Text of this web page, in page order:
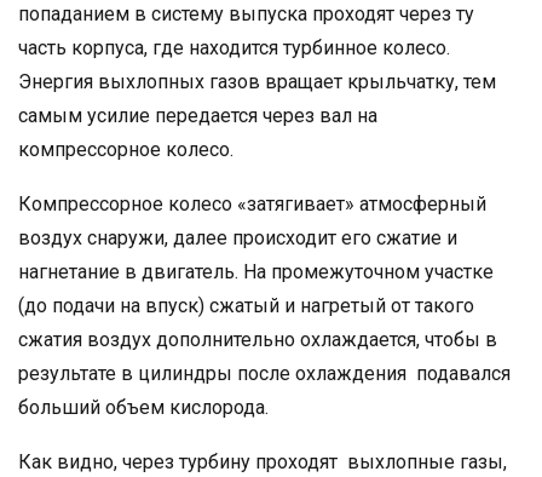
попаданием в систему выпуска проходят через ту
часть корпуса, где находится турбинное колесо.
Энергия выхлопных газов вращает крыльчатку, тем
самым усилие передается через вал на
компрессорное колесо.
Компрессорное колесо «затягивает» атмосферный
воздух снаружи, далее происходит его сжатие и
нагнетание в двигатель. На промежуточном участке
(до подачи на впуск) сжатый и нагретый от такого
сжатия воздух дополнительно охлаждается, чтобы в
результате в цилиндры после охлаждения подавался
больший объем кислорода.
Как видно, через турбину проходят выхлопные газы,